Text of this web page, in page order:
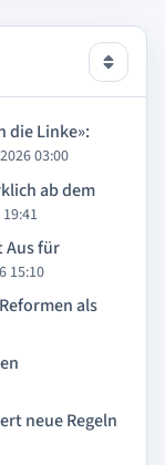
die Linke»:
03:00
ab dem
Aus für
15:10
als
neue Regeln